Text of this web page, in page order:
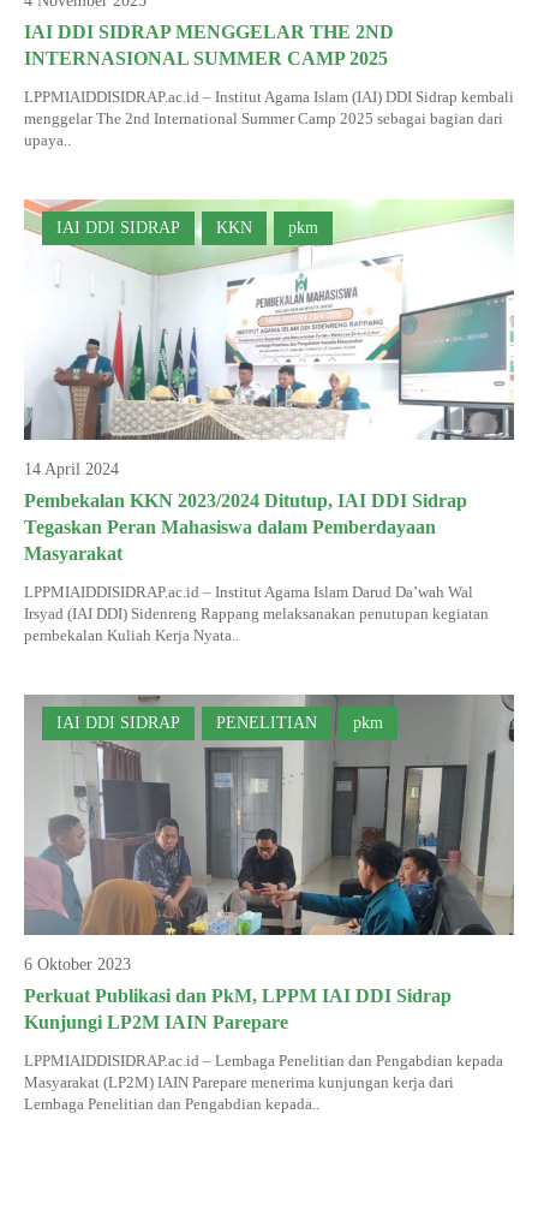
PANDUAN KKN
Jurnal Pitu Waliwali
DOKUMEN SERTIFIKAT DOSEN DAN SK
LAPORAN PROPOSAL PENELITIAN
IAI DDI SIDRAP MENGGELAR THE 2ND
INTERNASIONAL SUMMER CAMP 2025
LPPMIAIDDISIDRAP.ac.id – Institut Agama Islam (IAI) DDI Sidrap kembali
menggelar The 2nd International Summer Camp 2025 sebagai bagian dari
upaya..
IAI DDI SIDRAP KKN pkm
14 April 2024
Pembekalan KKN 2023/2024 Ditutup, IAI DDI Sidrap
Tegaskan Peran Mahasiswa dalam Pemberdayaan
Masyarakat
LPPMIAIDDISIDRAP.ac.id – Institut Agama Islam Darud Da’wah Wal
Irsyad (IAI DDI) Sidenreng Rappang melaksanakan penutupan kegiatan
pembekalan Kuliah Kerja Nyata..
IAI DDI SIDRAP PENELITIAN pkm
6 Oktober 2023
Perkuat Publikasi dan PkM, LPPM IAI DDI Sidrap
Kunjungi LP2M IAIN Parepare
LPPMIAIDDISIDRAP.ac.id – Lembaga Penelitian dan Pengabdian kepada
Masyarakat (LP2M) IAIN Parepare menerima kunjungan kerja dari
Lembaga Penelitian dan Pengabdian kepada..